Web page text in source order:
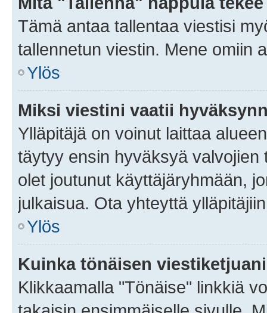
Tämä antaa tallentaa viestisi
tallennetun viestin. Mene omiin
Ylös
Miksi viestini vaatii
Ylläpitäjä on voinut laittaa
täytyy ensin hyväksyä
olet joutunut käyttäjäryhmään,
julkaisua. Ota yhteyttä
Ylös
Kuinka tönäisen
Klikkaamalla "Tönäise" linkkiä